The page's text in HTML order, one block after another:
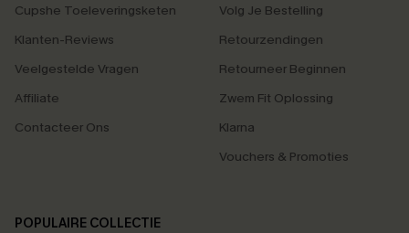
Cupshe Toeleveringsketen
Klanten-Reviews
Veelgestelde Vragen
Affiliate
Contacteer Ons
Volg Je Bestelling
Retourzendingen
Retourneer Beginnen
Zwem Fit Oplossing
Klarna
Vouchers & Promoties
POPULAIRE COLLECTIE